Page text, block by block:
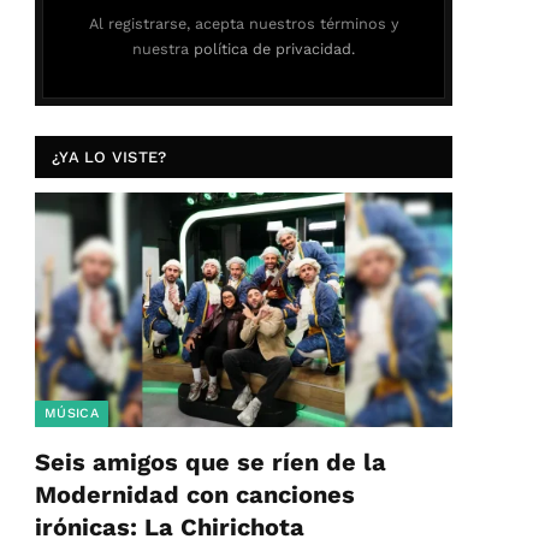
Al registrarse, acepta nuestros términos y
nuestra política de privacidad.
¿YA LO VISTE?
MÚSICA
Seis amigos que se ríen de la
Modernidad con canciones
irónicas: La Chirichota